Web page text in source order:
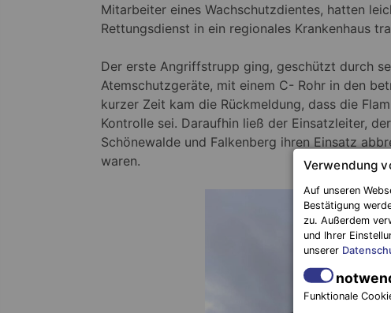
Mitarbeiter eines Wachschutzdientes, hatten
Rettungsdienst in ein regionales Krankenhaus
Der erste Angriffstrupp ging, geschützt durch
Atemschutzgeräte, mit einem C- Rohr in den
kurzer Zeit kam die Rückmeldung, dass die
Kontrolle sei. Daraufhin ließ der Einsatzleiter,
Schönewalde und Falkenberg ihren Einsatz
waren.
Verwendung
Auf unseren
Bestätigung
zu. Außerdem
und Ihrer
unserer
Funktionale